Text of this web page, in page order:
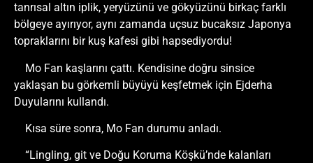
tanrısal altın iplik, yeryüzünü ve gökyüzünü birkaç farklı
bölgeye ayırıyor, aynı zamanda uçsuz bucaksız Japonya
topraklarını bir kuş kafesi gibi hapsediyordu!
Mo Fan kaşlarını çattı. Kendisine doğru sinsice
yaklaşan bu görkemli büyüyü keşfetmek için Ejderha
Duyularını kullandı.
Kısa süre sonra, Mo Fan durumu anladı.
“Lingling, git ve Doğu Koruma Köşkü’nde kalanları